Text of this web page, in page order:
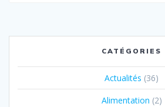
CATÉGORIES
Actualités (36)
Alimentation (2)